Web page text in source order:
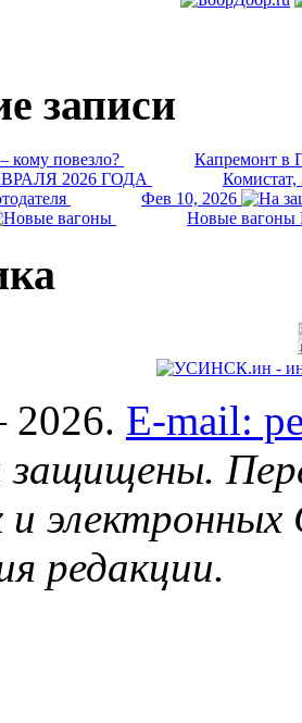
записи
Капремонт в
Комистат,
Фев 10, 2026
Новые вагоны
E-mail:
защищены.
редакции.